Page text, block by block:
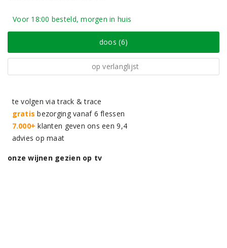
Voor 18:00 besteld, morgen in huis
doos (6)
op verlanglijst
te volgen via track & trace
gratis bezorging vanaf 6 flessen
7.000+ klanten geven ons een 9,4
advies op maat
onze wijnen gezien op tv